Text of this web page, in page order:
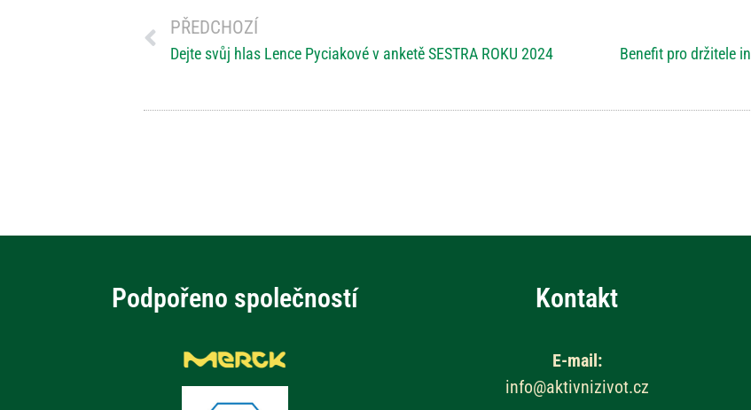
PŘEDCHOZÍ
Dejte svůj hlas Lence Pyciakové v anketě SESTRA ROKU 2024 Benefit pro držitele
Podpořeno společností Kontakt
E-mail:
info@aktivnizivot.cz